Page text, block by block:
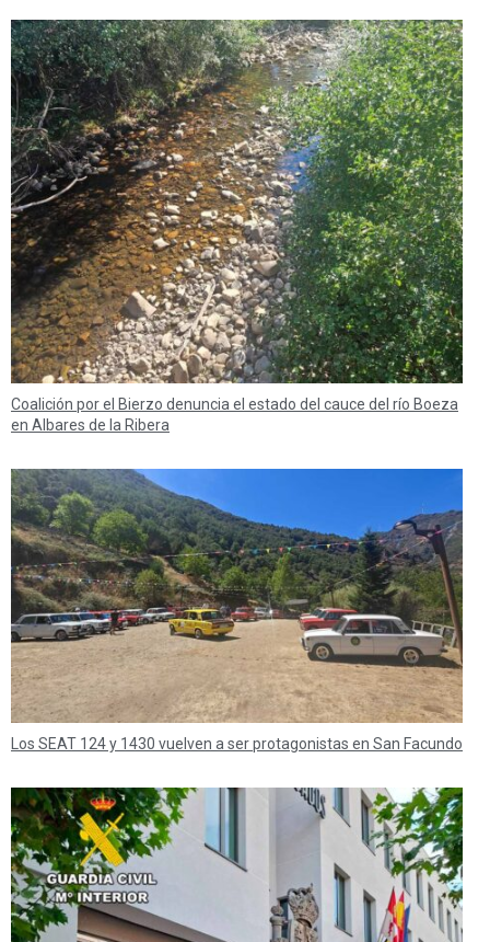
Coalición por el Bierzo denuncia el estado del cauce del río Boeza
en Albares de la Ribera
Los SEAT 124 y 1430 vuelven a ser protagonistas en San Facundo